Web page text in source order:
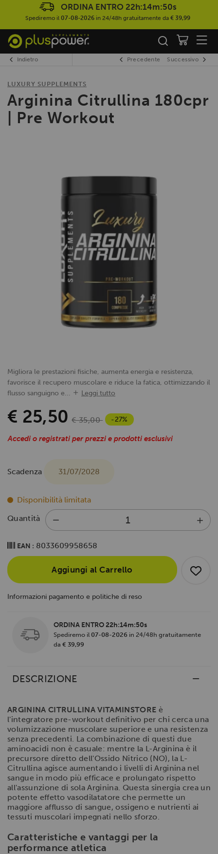
ORDINA ENTRO 22h:14m:50s
Spediremo il 07-08-2026 in 24/48h gratuitamente da € 39,99
Indietro Precedente Successivo
LUXURY SUPPLEMENTS
Arginina Citrullina 180cpr
| Pre Workout
Migliora le prestazioni fisiche, aumenta energia e resistenza,
favorisce il recupero muscolare e riduce la fatica, ottimizzando il
flusso sanguigno e...
Leggi tutto
€ 25,50 € 35,00 -27%
Accedi o registrati per prezzi e prodotti esclusivi
Scadenza 31/07/2028
Disponibilità limitata
Quantità
EAN : 8033609958658
Aggiungi al Carrello
Informazioni pagamento e politiche di reso
ORDINA ENTRO22h:14m:50s
Spediremo il 07-08-2026 in 24/48h gratuitamente
da € 39,99
DESCRIZIONE
ARGININA CITRULLINA VITAMINSTORE è
l'integratore pre-workout definitivo per chi cerca una
volumizzazione muscolare superiore e una resistenza
senza precedenti. La combinazione di questi due
aminoacidi non è casuale: mentre la L-Arginina è il
precursore diretto dell'Ossido Nitrico (NO), la L-
Citrullina agisce aumentando i livelli di Arginina nel
sangue in modo più efficace e prolungato rispetto
all'assunzione di sola Arginina. Questa sinergia crea un
potente effetto vasodilatatore che permette un
maggiore afflusso di sangue, ossigeno e nutrienti ai
tessuti muscolari impegnati nello sforzo.
Caratteristiche e vantaggi per la
performance atletica